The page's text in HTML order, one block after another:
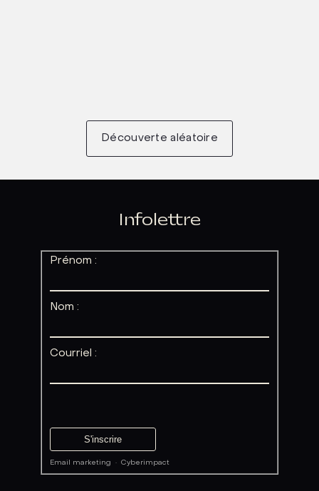
Découverte aléatoire
Infolettre
Prénom :
Nom :
Courriel :
Email marketing ·Cyberimpact